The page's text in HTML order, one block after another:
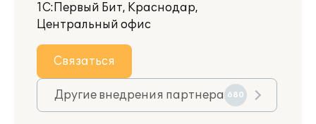
1С:Первый Бит, Краснодар,
Центральный офис
Связаться
Другие внедрения партнера 680